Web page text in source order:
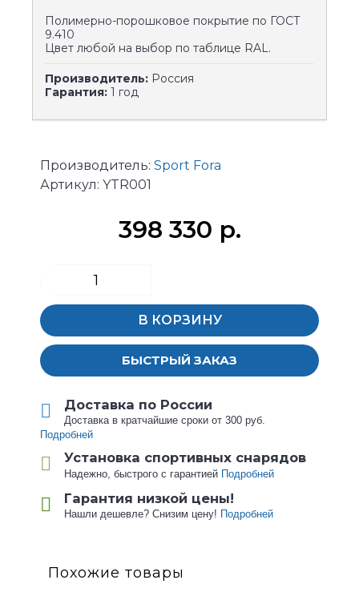
Полимерно-порошковое покрытие по ГОСТ
9.410
Цвет любой на выбор по таблице RAL.
Производитель: Россия
Гарантия: 1 год
Производитель: Sport Fora
Артикул: YTR001
398 330 р.
В КОРЗИНУ
БЫСТРЫЙ ЗАКАЗ
Доставка по России
Доставка в кратчайшие сроки от 300 руб.
Подробней
Установка спортивных снарядов
Надежно, быстрого с гарантией Подробней
Гарантия низкой цены!
Нашли дешевле? Снизим цену! Подробней
Похожие товары